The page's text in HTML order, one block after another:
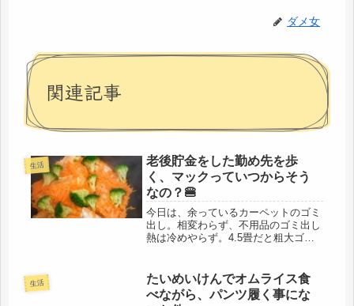
ダメ女
関連記事
生活
老後貯金をした勤め先を歩
く、マックっていつからそう
なの？🍔
今日は、余っているカーペットのゴミ
出し。相変わらず、不用品のゴミ出し
熱は冷めやらず。4.5畳だと粗大ゴミ
らと、ゴミ置き場へ。少し、玄関がス
ッキリしました✨✨そのまま、電車
に...
生活
たいめいけんでオムライス食
べながら、パンツ履く事にな